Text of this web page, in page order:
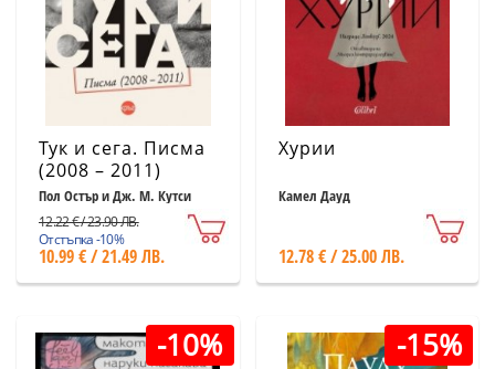
Тук и сега. Писма
(2008 – 2011)
Пол Остър и Дж. М. Кутси
12.22 € / 23.90 ЛВ.
Отстъпка -10%
10.99 € / 21.49 ЛВ.
Хурии
Камел Дауд
12.78 € / 25.00 ЛВ.
-10% -15%